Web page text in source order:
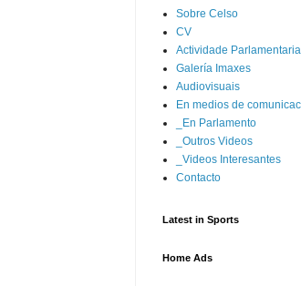
Sobre Celso
CV
Actividade Parlamentaria
Galería Imaxes
Audiovisuais
En medios de
_En Parlamento
_Outros Videos
_Videos Interesantes
Contacto
Latest in Sports
Home Ads